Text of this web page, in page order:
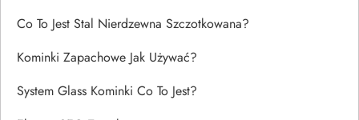
Co To Jest Stal Nierdzewna Szczotkowana?
Kominki Zapachowe Jak Używać?
System Glass Kominki Co To Jest?